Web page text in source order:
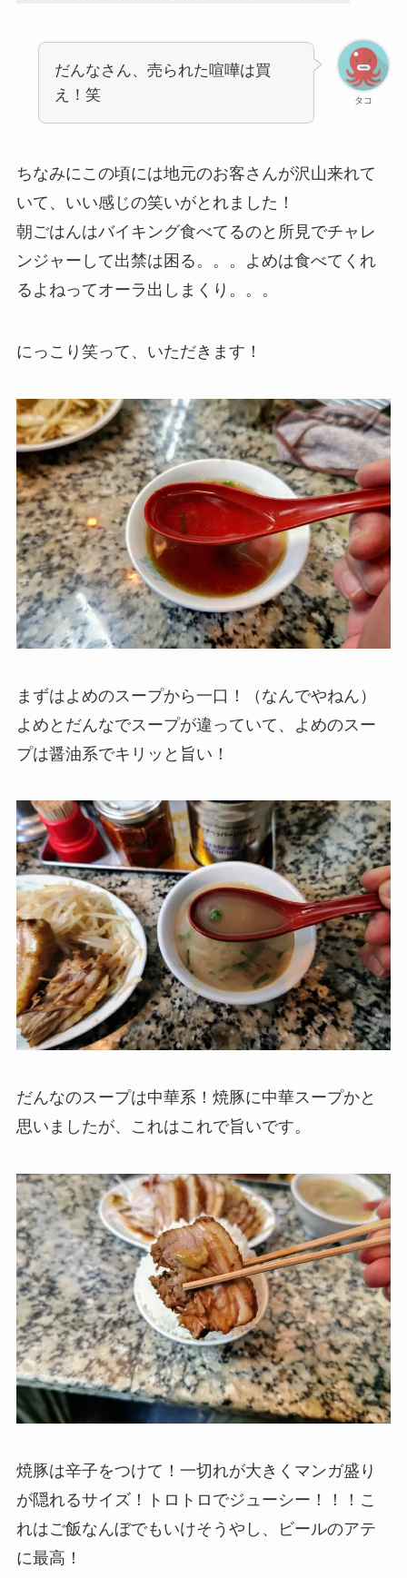
タコ
だんなさん、売られた喧嘩は買
え！笑
ちなみにこの頃には地元のお客さんが沢山来れて
いて、いい感じの笑いがとれました！
朝ごはんはバイキング食べてるのと所見でチャレ
ンジャーして出禁は困る。。。よめは食べてくれ
るよねってオーラ出しまくり。。。
にっこり笑って、いただきます！
まずはよめのスープから一口！（なんでやねん）
よめとだんなでスープが違っていて、よめのスー
プは醤油系でキリッと旨い！
だんなのスープは中華系！焼豚に中華スープかと
思いましたが、これはこれで旨いです。
焼豚は辛子をつけて！一切れが大きくマンガ盛り
が隠れるサイズ！トロトロでジューシー！！！こ
れはご飯なんぼでもいけそうやし、ビールのアテ
に最高！